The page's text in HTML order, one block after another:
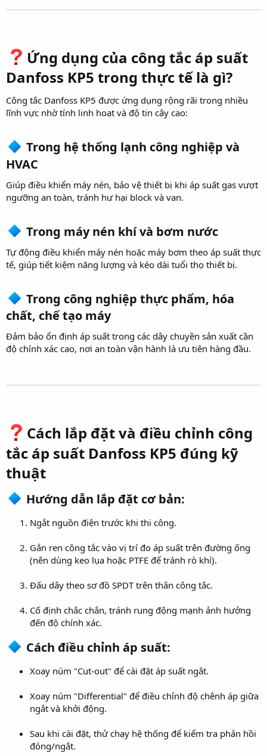
Ứng dụng của công tắc áp suất
Danfoss KP5 trong thực tế là gì?​
Công tắc Danfoss KP5 được ứng dụng rộng rãi trong nhiều
lĩnh vực nhờ tính linh hoạt và độ tin cậy cao:
Trong hệ thống lạnh công nghiệp và
HVAC​
Giúp điều khiển máy nén, bảo vệ thiết bị khi áp suất gas vượt
ngưỡng an toàn, tránh hư hại block và van.
Trong máy nén khí và bơm nước​
Tự động điều khiển máy nén hoặc máy bơm theo áp suất thực
tế, giúp tiết kiệm năng lượng và kéo dài tuổi thọ thiết bị.
Trong công nghiệp thực phẩm, hóa
chất, chế tạo máy​
Đảm bảo ổn định áp suất trong các dây chuyền sản xuất cần
độ chính xác cao, nơi an toàn vận hành là ưu tiên hàng đầu.
Cách lắp đặt và điều chỉnh công
tắc áp suất Danfoss KP5 đúng kỹ
thuật​
Hướng dẫn lắp đặt cơ bản:​
Ngắt nguồn điện trước khi thi công.
Gắn ren công tắc vào vị trí đo áp suất trên đường ống
(nên dùng keo lụa hoặc PTFE để tránh rò khí).
Đấu dây theo sơ đồ SPDT trên thân công tắc.
Cố định chắc chắn, tránh rung động mạnh ảnh hưởng
đến độ chính xác.
Cách điều chỉnh áp suất:​
Xoay núm "Cut-out" để cài đặt áp suất ngắt.
Xoay núm "Differential" để điều chỉnh độ chênh áp giữa
ngắt và khởi động.
Sau khi cài đặt, thử chạy hệ thống để kiểm tra phản hồi
đóng/ngắt.